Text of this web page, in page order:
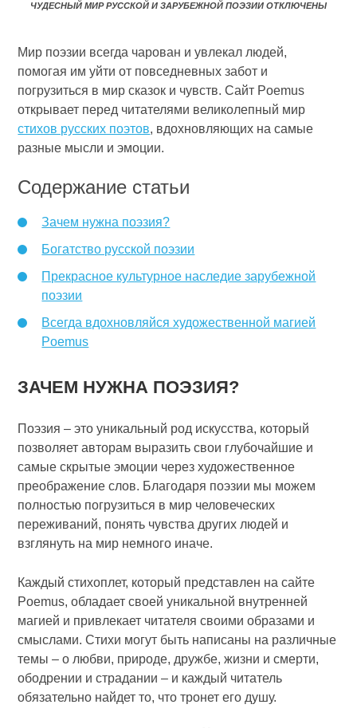
ЧУДЕСНЫЙ МИР РУССКОЙ И ЗАРУБЕЖНОЙ ПОЭЗИИ ОТКЛЮЧЕНЫ
Мир поэзии всегда чарован и увлекал людей,
помогая им уйти от повседневных забот и
погрузиться в мир сказок и чувств. Сайт Poemus
открывает перед читателями великолепный мир
стихов русских поэтов, вдохновляющих на самые
разные мысли и эмоции.
Содержание статьи
Зачем нужна поэзия?
Богатство русской поэзии
Прекрасное культурное наследие зарубежной
поэзии
Всегда вдохновляйся художественной магией
Poemus
ЗАЧЕМ НУЖНА ПОЭЗИЯ?
Поэзия – это уникальный род искусства, который
позволяет авторам выразить свои глубочайшие и
самые скрытые эмоции через художественное
преображение слов. Благодаря поэзии мы можем
полностью погрузиться в мир человеческих
переживаний, понять чувства других людей и
взглянуть на мир немного иначе.
Каждый стихоплет, который представлен на сайте
Poemus, обладает своей уникальной внутренней
магией и привлекает читателя своими образами и
смыслами. Стихи могут быть написаны на различные
темы – о любви, природе, дружбе, жизни и смерти,
ободрении и страдании – и каждый читатель
обязательно найдет то, что тронет его душу.